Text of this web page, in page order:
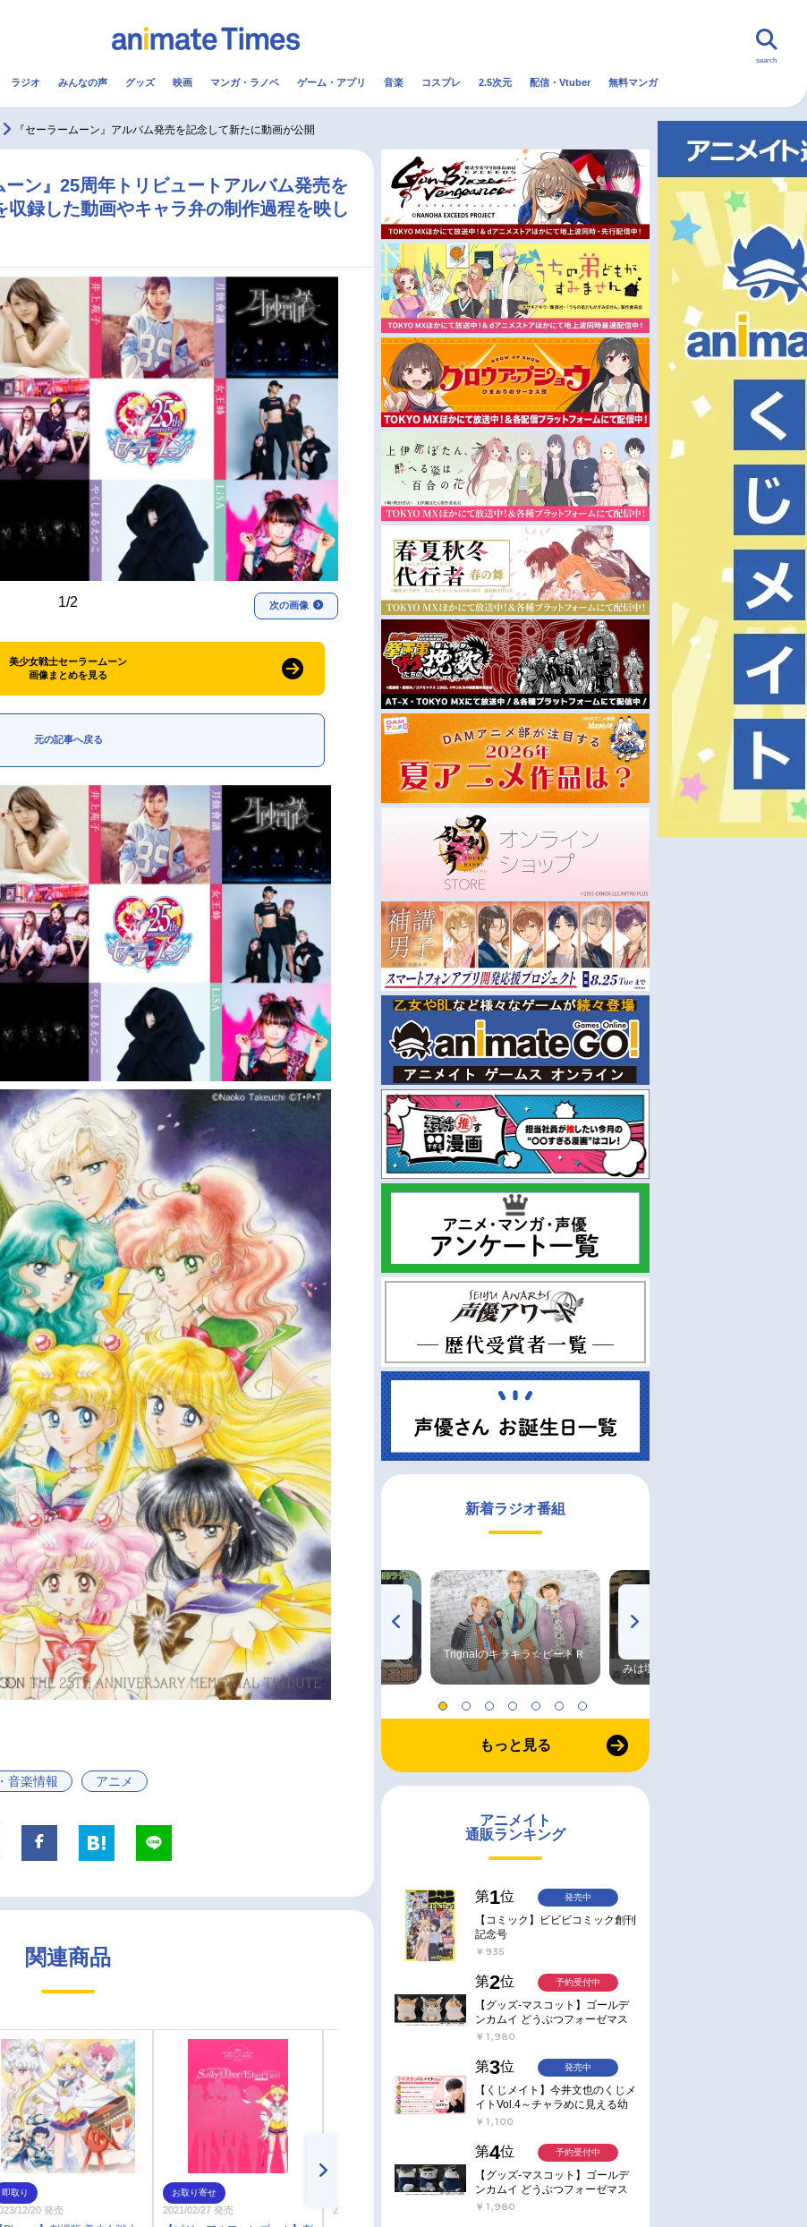
コスプレ 2.5次元 配信・Vtuber トレンド 無料マンガ
男性声優/女性声優一覧
今期アニメ曜日別一覧
夏アニメ
秋アニメ
冬アニメ
FOLLOW US
search
ラジオ みんなの声 グッズ 映画 マンガ・ラノベ ゲーム・アプリ 音楽 コスプレ 2.5次元 配信・Vtuber 無料マンガ
『セーラームーン』アルバム発売を記念して新たに動画が公開
ーン』25周年トリビュートアルバム発売を
録した動画やキャラ弁の制作過程を映し
1/2 次の画像
美少女戦士セーラームーン
画像まとめを見る
元の記事へ戻る
音楽情報 アニメ
関連商品
即取り
12/20 発売
お取り寄せ
2021/02/27 発売 2024/12/25 発売
通常
2023/12/20 発売
新着ラジオ番組
TVアニメ『戦隊大失格』
radio 大直会 2nd season
ハイキュー!! 烏野高校放送部! Trignalのキラキラ☆ビートＲ
みは塩だけ
もっと見る
アニメイト
通販ランキング
第1位
【コミック】ビビビコミック創刊
記念号
￥935
発売中
第2位
【グッズ-マスコット】ゴールデ
ンカムイ どうぶつフォーゼマス
コット 4.尾形百之助【再販】
￥1,980
予約受付中
第3位
【くじメイト】今井文也のくじメ
イトVol.4～チャラめに見える幼
馴染、実は一途で独占欲が強いん
￥1,100
発売中
第4位
【グッズ-マスコット】ゴールデ
ンカムイ どうぶつフォーゼマス
コット 5.月島軍曹【再販】
￥1,980
予約受付中